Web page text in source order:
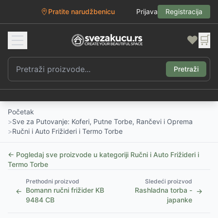
Pratite narudžbenicu Prijava Registracija
❤️ 🛒
Pretraži
Početak
>Sve za Putovanje: Koferi, Putne Torbe, Rančevi i Oprema
>Ručni i Auto Frižideri i Termo Torbe
← Pogledaj sve proizvode u kategoriji Ručni i Auto Frižideri i
Termo Torbe
←
Prethodni proizvod
Bomann ručni frižider KB
9484 CB
Sledeći proizvod
Rashladna torba -
japanke
→